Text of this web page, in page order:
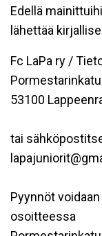
Edellä
lähettää
Fc LaPa ry /
53100
tai
Pyynnöt
osoitteessa